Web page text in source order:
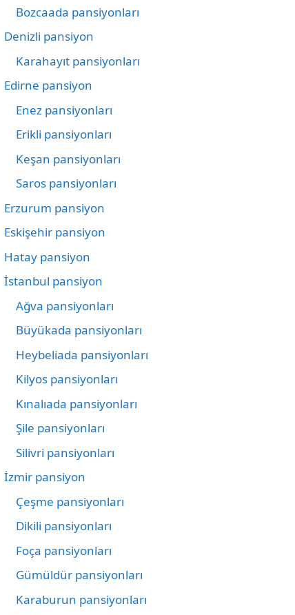
Bozcaada pansiyonları
Denizli pansiyon
Karahayıt pansiyonları
Edirne pansiyon
Enez pansiyonları
Erikli pansiyonları
Keşan pansiyonları
Saros pansiyonları
Erzurum pansiyon
Eskişehir pansiyon
Hatay pansiyon
İstanbul pansiyon
Ağva pansiyonları
Büyükada pansiyonları
Heybeliada pansiyonları
Kilyos pansiyonları
Kınalıada pansiyonları
Şile pansiyonları
Silivri pansiyonları
İzmir pansiyon
Çeşme pansiyonları
Dikili pansiyonları
Foça pansiyonları
Gümüldür pansiyonları
Karaburun pansiyonları